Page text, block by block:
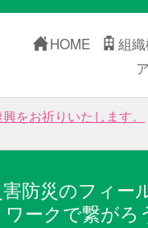
HOME 組
をお祈りいたします。
防災のフィー
ークで繋がろ